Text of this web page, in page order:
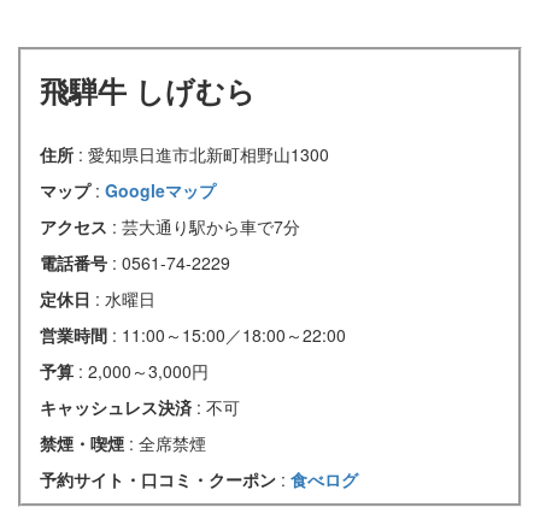
飛騨牛 しげむら
住所 : 愛知県日進市北新町相野山1300
マップ : Googleマップ
アクセス : 芸大通り駅から車で7分
電話番号 : 0561-74-2229
定休日 : 水曜日
営業時間 : 11:00～15:00／18:00～22:00
予算 : 2,000～3,000円
キャッシュレス決済 : 不可
禁煙・喫煙 : 全席禁煙
予約サイト・口コミ・クーポン : 食べログ